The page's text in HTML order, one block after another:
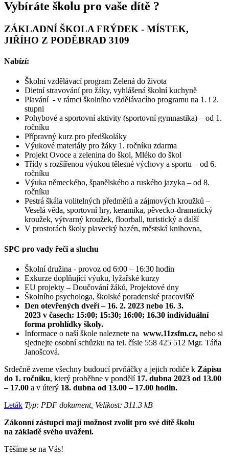
Vybíráte školu pro vaše dítě ?
ZÁKLADNÍ ŠKOLA FRÝDEK - MÍSTEK,
JIŘÍHO Z PODĚBRAD 3109
Nabízí:
Školní vzdělávací program Zelená do života
Dietní stravování pro žáky, vyhlášená školní kuchyně
Plavání - v rámci školního vzdělávacího programu na 1. i 2.
stupni
Pohybové a sportovní aktivity (sportovní gymnastika) – od 1.
ročníku
Přípravný kurz pro předškoláky
Výukové materiály pro žáky 1. ročníku zdarma
Projekt Ovoce a zelenina do škol, Mléko do škol
Třídy s rozšířenou výukou tělesné výchovy a sportu – od 6.
ročníku
Výuka německého, španělského a ruského jazyka – od 8.
ročníku
Pestrá škála volitelných předmětů a zájmových kroužků –
Veselá věda, sportovní hry, keramika, pěvecko-dramatický
kroužek, výtvarný kroužek, floorball, turistický a další
V prostorách školy plavecký bazén, městská knihovna,
SPC pro vady řeči a sluchu
Školní družina - provoz od 6:00 – 16:30 hodin
Exkurze doplňující výuku, lyžařské kurzy
EU projekty – Doučování žáků, Projektové dny
Školního psychologa, školské poradenské pracoviště
Den otevřených dveří – 16. 2. 2023 nebo 16. 3.
2023 v časech: 15:00; 15:30; 16:00; 16.30 individuální
forma prohlídky školy.
Informace o naší škole naleznete na www.11zsfm.cz, nebo si
sjednejte osobní schůzku na tel. čísle 558 425 512 Mgr. Táňa
Janošcová.
Srdečně zveme všechny budoucí prvňáčky a jejich rodiče k Zápisu
do 1. ročníku, který proběhne v pondělí 17. dubna 2023 od 13.00
– 17.00 a v úterý 18. dubna od 13.00 – 17.00 hodin.
Leták Typ: PDF dokument, Velikost: 311.3 kB
Zákonní zástupci mají možnost zvolit pro své dítě školu
na základě svého uvážení.
Těšíme se na Vás!